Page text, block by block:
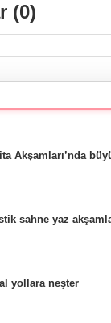
(0)
Akşamları’nda
sahne yaz
yollara neşter